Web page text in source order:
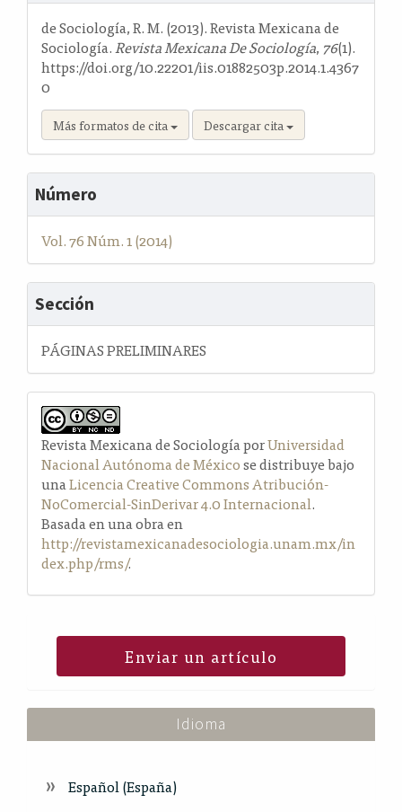
artículo
de Sociología, R. M. (2013). Revista Mexicana de
Sociología.Revista Mexicana De Sociología, 76(1).
https://doi.org/10.22201/iis.01882503p.2014.1.4367
0
Más formatos de cita Descargar cita
Número
Vol. 76 Núm. 1 (2014)
Sección
PÁGINAS PRELIMINARES
Revista Mexicana de Sociología porUniversidad
Nacional Autónoma de Méxicose distribuye bajo
unaLicencia Creative Commons Atribución-
NoComercial-SinDerivar 4.0 Internacional.
Basada en una obra en
http://revistamexicanadesociologia.unam.mx/in
dex.php/rms/.
Enviar un artículo
Idioma
Español (España)